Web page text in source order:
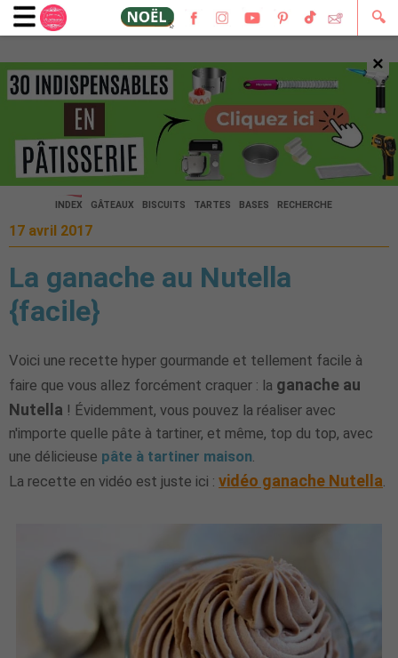
🔍
×
🔍
INDEX GÂTEAUX BISCUITS TARTES BASES RECHERCHE
17 avril 2017
La ganache au Nutella
{facile}
Voici une recette hyper gourmande et tellement facile à
faire que vous allez forcément craquer : la ganache au
Nutella ! Évidemment, vous pouvez la réaliser avec
n'importe quelle pâte à tartiner, et même, top du top, avec
une délicieuse pâte à tartiner maison
La recette en vidéo est juste ici : vidéo ganache Nutella